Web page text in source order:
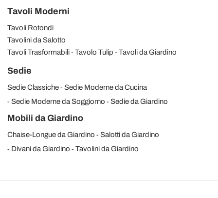
Tavoli Moderni
Tavoli Rotondi
Tavolini da Salotto
Tavoli Trasformabili
Tavolo Tulip Tavoli da Giardino
Sedie
Sedie Classiche
Sedie Moderne da Cucina
Sedie Moderne da Soggiorno
Sedie da Giardino
Mobili da Giardino
Chaise-Longue da Giardino
Salotti da Giardino
Divani da Giardino
Tavolini da Giardino